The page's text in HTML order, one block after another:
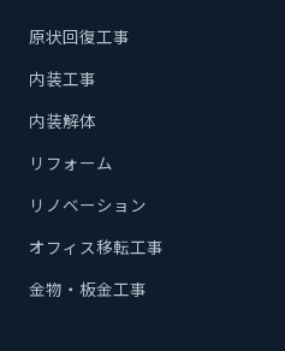
原状回復工事
内装工事
内装解体
リフォーム
リノベーション
オフィス移転工事
金物・板金工事